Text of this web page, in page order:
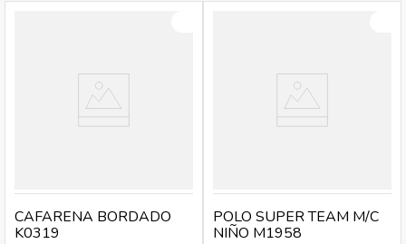
Modelo:Polo Nicolás
CAFARENA BORDADO
K0319
POLO SUPER TEAM M/C
NIÑO M1958